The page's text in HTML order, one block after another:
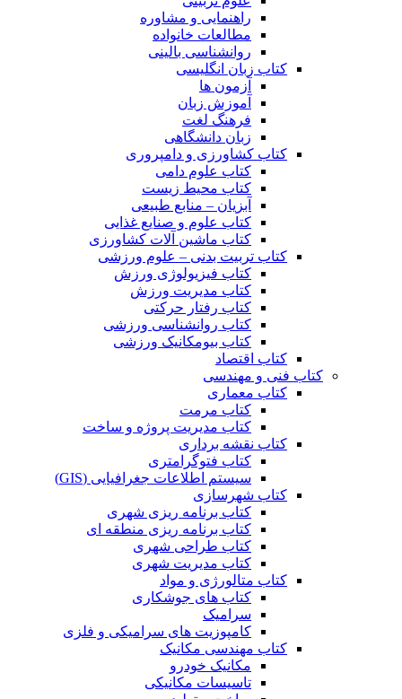
راهنمایی و مشاوره
مطالعات خانواده
روانشناسی بالینی
کتاب زبان انگلیسی
آزمون ها
آموزش زبان
فرهنگ لغت
زبان دانشگاهی
کتاب کشاورزی و دامپروری
کتاب علوم دامی
کتاب محیط زیست
آبزیان – منابع طبیعی
کتاب علوم و صنایع غذایی
کتاب ماشین آلات کشاورزی
کتاب تربیت بدنی – علوم ورزشی
کتاب فیزیولوژی ورزش
کتاب مدیریت ورزش
کتاب رفتار حرکتی
کتاب روانشناسی ورزشی
کتاب بیومکانیک ورزشی
کتاب اقتصاد
کتاب فنی و مهندسی
کتاب معماری
کتاب مرمت
کتاب مدیریت پروژه و ساخت
کتاب نقشه برداری
کتاب فتوگرامتری
سیستم اطلاعات جغرافیایی (GIS)
کتاب شهرسازی
کتاب برنامه ریزی شهری
کتاب برنامه ریزی منطقه ای
کتاب طراحی شهری
کتاب مدیریت شهری
کتاب متالورژی و مواد
کتاب های جوشکاری
سرامیک
کامپوزیت های سرامیکی و فلزی
کتاب مهندسی مکانیک
مکانیک خودرو
تاسیسات مکانیکی